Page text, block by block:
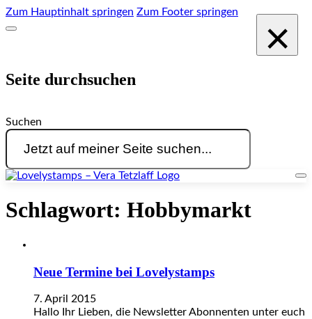
Zum Hauptinhalt springen Zum Footer springen
Seite durchsuchen
Suchen
×
Schlagwort: Hobbymarkt
Neue Termine bei Lovelystamps
7. April 2015
Hallo Ihr Lieben, die Newsletter Abonnenten unter euch